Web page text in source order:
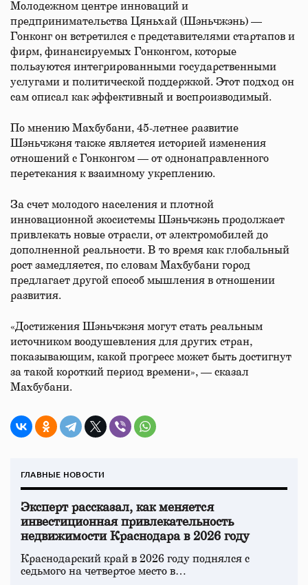
Молодежном центре инноваций и
предпринимательства Цяньхай (Шэньчжэнь) —
Гонконг он встретился с представителями стартапов и
фирм, финансируемых Гонконгом, которые
пользуются интегрированными государственными
услугами и политической поддержкой. Этот подход он
сам описал как эффективный и воспроизводимый.
По мнению Махбубани, 45-летнее развитие
Шэньчжэня также является историей изменения
отношений с Гонконгом — от однонаправленного
перетекания к взаимному укреплению.
За счет молодого населения и плотной
инновационной экосистемы Шэньчжэнь продолжает
привлекать новые отрасли, от электромобилей до
дополненной реальности. В то время как глобальный
рост замедляется, по словам Махбубани город
предлагает другой способ мышления в отношении
развития.
«Достижения Шэньчжэня могут стать реальным
источником воодушевления для других стран,
показывающим, какой прогресс может быть достигнут
за такой короткий период времени», — сказал
Махбубани.
ГЛАВНЫЕ НОВОСТИ
Эксперт рассказал, как меняется
инвестиционная привлекательность
недвижимости Краснодара в 2026 году
Краснодарский край в 2026 году поднялся с
седьмого на четвертое место в…